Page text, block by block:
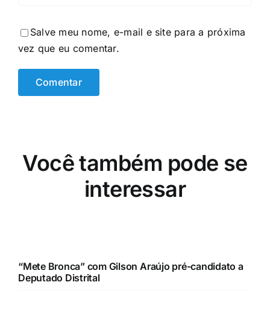
Salve meu nome, e-mail e site para a próxima
vez que eu comentar.
Você também pode se
interessar
“Mete Bronca” com Gilson Araújo pré-candidato a
Deputado Distrital